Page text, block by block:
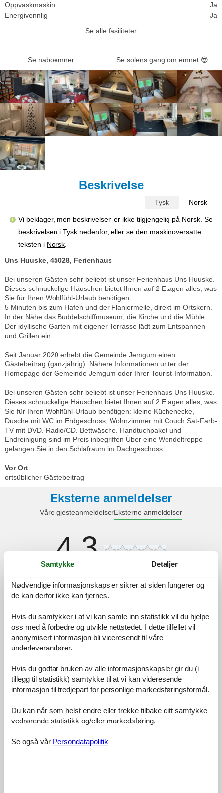
Oppvaskmaskin
Ja
Energivennlig
Ja
Se alle fasiliteter
Se naboemner Se solens gang om emnet 😎
Beskrivelse
Tysk Norsk
Vi beklager, men beskrivelsen er ikke tilgjengelig på Norsk. Se
beskrivelsen i Tysk nedenfor, eller se den maskinoversatte
teksten i Norsk
Uns Huuske, 45028, Ferienhaus
Bei unseren Gästen sehr beliebt ist unser Ferienhaus Uns Huuske.
Dieses schnuckelige Häuschen bietet Ihnen auf 2 Etagen alles, was
Sie für Ihren Wohlfühl-Urlaub benötigen.
5 Minuten bis zum Hafen und der Flaniermeile, direkt im Ortskern.
In der Nähe das Buddelschiffmuseum, die Kirche und die Mühle.
Der idyllische Garten mit eigener Terrasse lädt zum Entspannen
und Grillen ein.
Seit Januar 2020 erhebt die Gemeinde Jemgum einen
Gästebeitrag (ganzjährig). Nähere Informationen unter der
Homepage der Gemeinde Jemgum oder Ihrer Tourist-Information.
Bei unseren Gästen sehr beliebt ist unser Ferienhaus Uns Huuske.
Dieses schnuckelige Häuschen bietet Ihnen auf 2 Etagen alles, was
Sie für Ihren Wohlfühl-Urlaub benötigen: kleine Küchenecke,
Dusche mit WC im Erdgeschoss, Wohnzimmer mit Couch Sat-Farb-
TV mit DVD, Radio/CD. Bettwäsche, Handtuchpaket und
Endreinigung sind im Preis inbegriffen Über eine Wendeltreppe
gelangen Sie in den Schlafraum im Dachgeschoss.
Vor Ort
ortsüblicher Gästebeitrag
Eksterne anmeldelser
Våre gjesteanmeldelserEksterne anmeldelser
4,3
Fasiliteter:
4,4
Vennlighet:
5,0
I alt:
Tjenester på stedet:
Verdi for pengene:
3 eksterne anmeldelser
Fasiliteter: 5 Rengjøring:
Samtykke Detaljer
Nødvendige informasjonskapsler sikrer at siden fungerer og
de kan derfor ikke kan fjernes.
Hvis du samtykker i at vi kan samle inn statistikk vil du hjelpe
oss med å forbedre og utvikle nettstedet. I dette tilfellet vil
anonymisert informasjon bli videresendt til våre
underleverandører.
Hvis du godtar bruken av alle informasjonskapsler gir du (i
tillegg til statistikk) samtykke til at vi kan videresende
informasjon til tredjepart for personlige markedsføringsformål.
Du kan når som helst endre eller trekke tilbake ditt samtykke
vedrørende statistikk og/eller markedsføring.
Se også vår Persondatapolitik